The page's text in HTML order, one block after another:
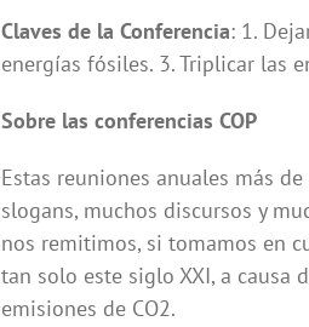
Claves de la Conferencia: 1.
energías fósiles. 3. Triplicar las
Sobre las conferencias COP
Estas reuniones anuales más
slogans, muchos discursos y
nos remitimos, si tomamos en
tan solo este siglo XXI, a causa
emisiones de CO2.